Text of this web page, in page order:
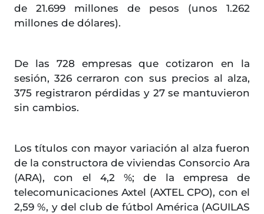
de 21.699 millones de pesos (unos 1.262
millones de dólares).
De las 728 empresas que cotizaron en la
sesión, 326 cerraron con sus precios al alza,
375 registraron pérdidas y 27 se mantuvieron
sin cambios.
Los títulos con mayor variación al alza fueron
de la constructora de viviendas Consorcio Ara
(ARA), con el 4,2 %; de la empresa de
telecomunicaciones Axtel (AXTEL CPO), con el
2,59 %, y del club de fútbol América (AGUILAS